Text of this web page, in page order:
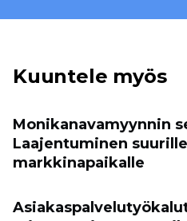
Kuuntele myös
Monikanavamyynnin
Laajentuminen
markkinapaikalle